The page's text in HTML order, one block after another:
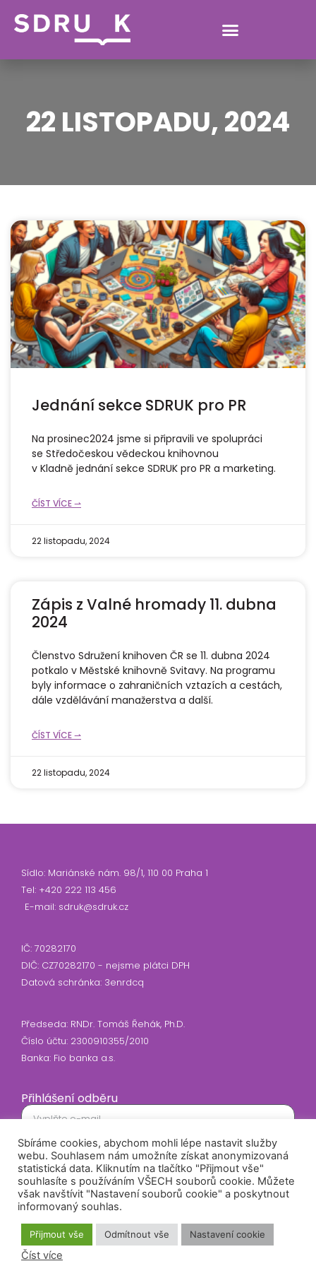
22 LISTOPADU, 2024
Jednání sekce SDRUK pro PR
Na prosinec2024 jsme si připravili ve spolupráci
se Středočeskou vědeckou knihovnou
v Kladně jednání sekce SDRUK pro PR a marketing.
ČÍST VÍCE ⇀
22 listopadu, 2024
Zápis z Valné hromady 11. dubna
2024
Členstvo Sdružení knihoven ČR se 11. dubna 2024
potkalo v Městské knihovně Svitavy. Na programu
byly informace o zahraničních vztazích a cestách,
dále vzdělávání manažerstva a další.
ČÍST VÍCE ⇀
22 listopadu, 2024
Sídlo: Mariánské nám. 98/1, 110 00 Praha 1
Tel: +420 222 113 456
E-mail: sdruk@sdruk.cz
IČ: 70282170
DIČ: CZ70282170 - nejsme plátci DPH
Datová schránka: 3enrdcq
Předseda: RNDr. Tomáš Řehák, Ph.D.
Číslo účtu: 2300910355/2010
Banka: Fio banka a.s.
Přihlášení odběru
Souhlasím se zasíláním newsletteru
Odeslat
Sbíráme cookies, abychom mohli lépe nastavit služby
webu. Souhlasem nám umožníte získat anonymizovaná
statistická data. Kliknutím na tlačítko "Přijmout vše"
souhlasíte s používáním VŠECH souborů cookie. Můžete
však navštívit "Nastavení souborů cookie" a poskytnout
informovaný souhlas.
Přijmout vše Odmítnout vše Nastavení cookie
Číst více